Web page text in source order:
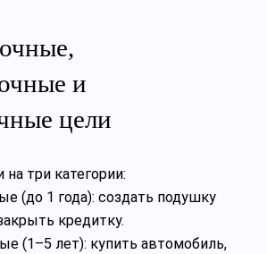
и
цели
на три категории:
(до 1 года): создать подушку
кредитку.
(1–5 лет): купить автомобиль,